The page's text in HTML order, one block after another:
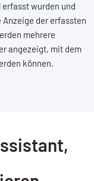
wurden und
der erfassten
mehrere
angezeigt, mit dem
können.